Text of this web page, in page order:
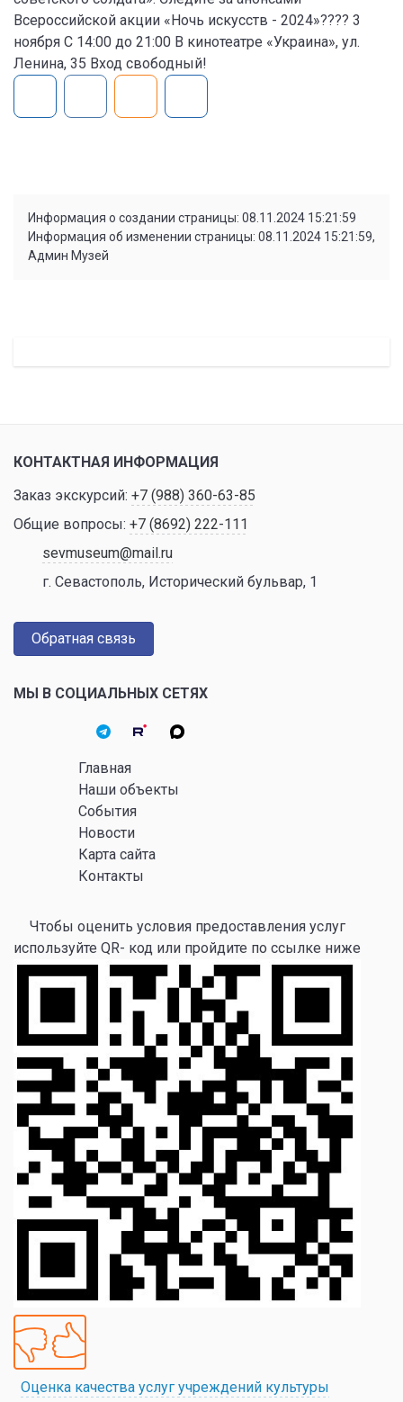
Всероссийской акции «Ночь искусств - 2024»???? 3
ноября С 14:00 до 21:00 В кинотеатре «Украина», ул.
Ленина, 35 Вход свободный!
Информация о создании страницы: 08.11.2024 15:21:59
Информация об изменении страницы: 08.11.2024 15:21:59,
Админ Музей
КОНТАКТНАЯ ИНФОРМАЦИЯ
Заказ экскурсий: +7 (988) 360-63-85
Общие вопросы: +7 (8692) 222-111
sevmuseum@mail.ru
г. Севастополь, Исторический бульвар, 1
Обратная связь
МЫ В СОЦИАЛЬНЫХ СЕТЯХ
Главная
Наши объекты
События
Новости
Карта сайта
Контакты
Чтобы оценить условия предоставления услуг
используйте QR- код или пройдите по ссылке ниже
Оценка качества услуг учреждений культуры